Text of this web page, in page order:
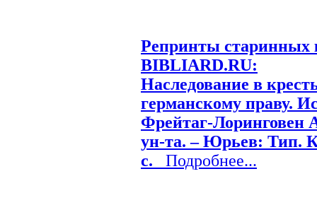
Репринты старинных
BIBLIARD.RU:
Наследование в
германскому праву.
Фрейтаг-Лоринговен
ун-та. – Юрьев: Тип.
с. Подробнее...